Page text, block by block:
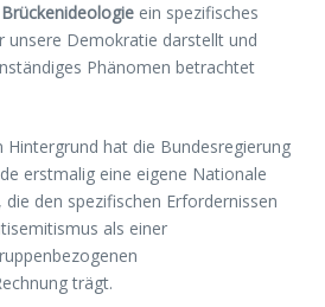
ein spezifisches
unsere Demokratie darstellt und
Phänomen betrachtet
hat die Bundesregierung
erstmalig eine eigene Nationale
den spezifischen Erfordernissen
als einer
trägt.